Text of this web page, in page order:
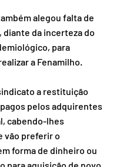
alegou falta de
diante da incerteza do
para
a Fenamilho.
a restituição
pelos adquirentes
cabendo-lhes
vão preferir o
forma de dinheiro ou